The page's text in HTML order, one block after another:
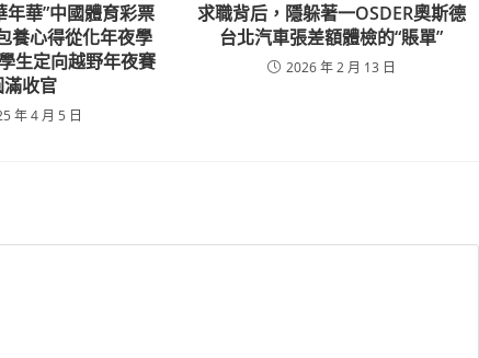
年華”中國體育彩票
養心得從化年夜學
生定向越野年夜賽
滿收官
年 4 月 5 日
求職背后，隱躲著一OSDER奧斯德
台北汽車張差額體檢的“賬單”
2026 年 2 月 13 日